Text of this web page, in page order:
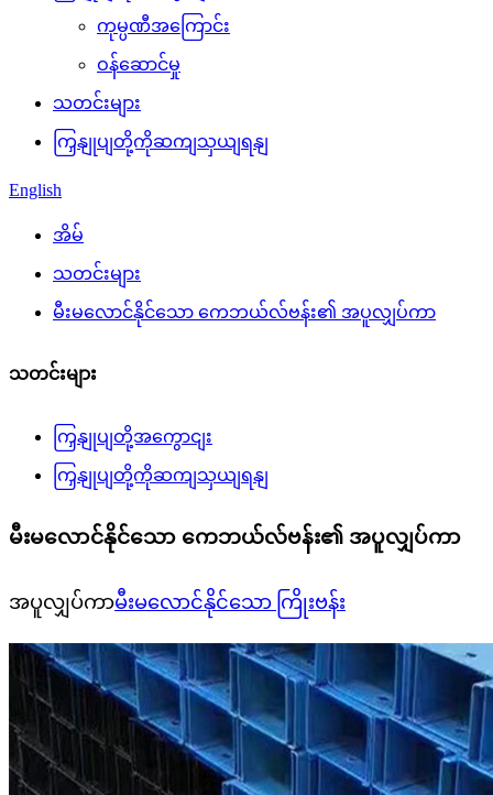
ကုမ္ပဏီအကြောင်း
ဝန်ဆောင်မှု
သတင်းများ
ကြှနျုပျတို့ကိုဆကျသှယျရနျ
English
အိမ်
သတင်းများ
မီးမလောင်နိုင်သော ကေဘယ်လ်ဗန်း၏ အပူလျှပ်ကာ
သတင်းများ
ကြှနျုပျတို့အကွောငျး
ကြှနျုပျတို့ကိုဆကျသှယျရနျ
မီးမလောင်နိုင်သော ကေဘယ်လ်ဗန်း၏ အပူလျှပ်ကာ
အပူလျှပ်ကာမီးမလောင်နိုင်သော ကြိုးဗန်း